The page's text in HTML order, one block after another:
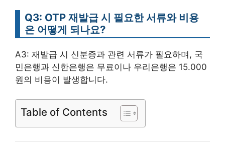
Q3: OTP 재발급 시 필요한 서류와 비용
은 어떻게 되나요?
A3: 재발급 시 신분증과 관련 서류가 필요하며, 국
민은행과 신한은행은 무료이나 우리은행은 15.000
원의 비용이 발생합니다.
Table of Contents